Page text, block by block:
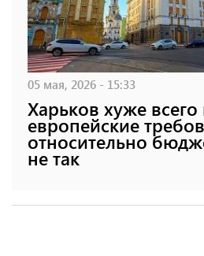
05 мая, 2026 - 15:33
Харьков хуже
европейские
относительно
не так